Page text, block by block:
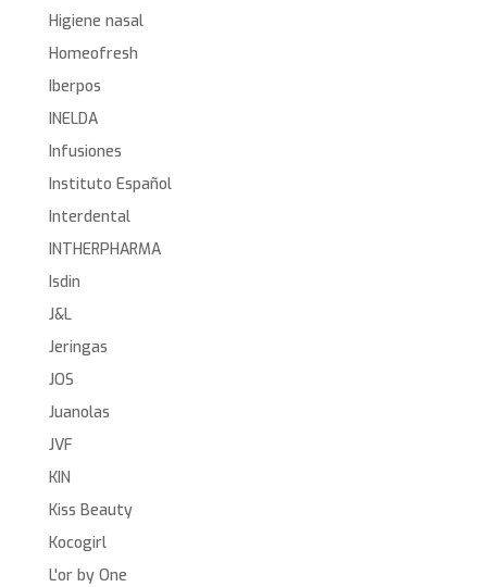
Higiene nasal
Homeofresh
Iberpos
INELDA
Infusiones
Instituto Español
Interdental
INTHERPHARMA
Isdin
J&L
Jeringas
JOS
Juanolas
JVF
KIN
Kiss Beauty
Kocogirl
L'or by One